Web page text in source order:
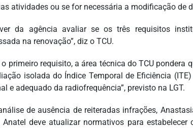
atividades ou se for necessária a modificação de
da agência avaliar se os três requisitos
na renovação”, diz o TCU.
o primeiro requisito, a área técnica do TCU
isolada do Índice Temporal de Eficiência
e adequado da radiofrequência”, previsto na LGT.
de ausência de reiteradas infrações,
deve atualizar normativos para